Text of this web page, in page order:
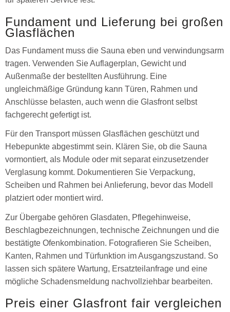
Fundament und Lieferung bei großen
Glasflächen
Das Fundament muss die Sauna eben und verwindungsarm
tragen. Verwenden Sie Auflagerplan, Gewicht und
Außenmaße der bestellten Ausführung. Eine
ungleichmäßige Gründung kann Türen, Rahmen und
Anschlüsse belasten, auch wenn die Glasfront selbst
fachgerecht gefertigt ist.
Für den Transport müssen Glasflächen geschützt und
Hebepunkte abgestimmt sein. Klären Sie, ob die Sauna
vormontiert, als Module oder mit separat einzusetzender
Verglasung kommt. Dokumentieren Sie Verpackung,
Scheiben und Rahmen bei Anlieferung, bevor das Modell
platziert oder montiert wird.
Zur Übergabe gehören Glasdaten, Pflegehinweise,
Beschlagbezeichnungen, technische Zeichnungen und die
bestätigte Ofenkombination. Fotografieren Sie Scheiben,
Kanten, Rahmen und Türfunktion im Ausgangszustand. So
lassen sich spätere Wartung, Ersatzteilanfrage und eine
mögliche Schadensmeldung nachvollziehbar bearbeiten.
Preis einer Glasfront fair vergleichen